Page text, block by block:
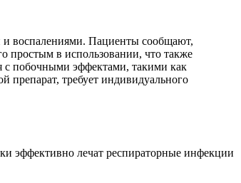
и воспалениями. Пациенты сообщают,
простым в использовании, что также
с побочными эффектами, такими как
препарат, требует индивидуального
эффективно лечат респираторные инфекции